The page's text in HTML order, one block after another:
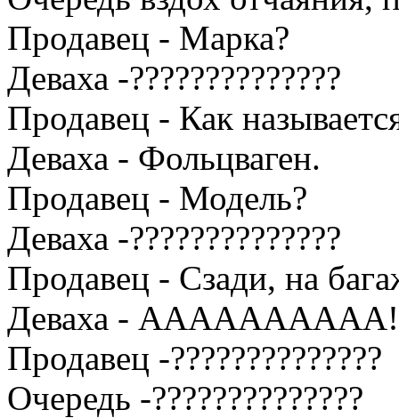
Продавец - Марка?
Деваха -??????????????
Продавец - Как
Деваха - Фольцваген.
Продавец - Модель?
Деваха -??????????????
Продавец - Сзади, на
Деваха - АААААААААА!
Продавец -??????????????
Очередь -??????????????